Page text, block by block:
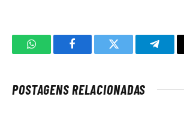
WhatsAppFacebookTwitter
POSTAGENS RELACIONADAS